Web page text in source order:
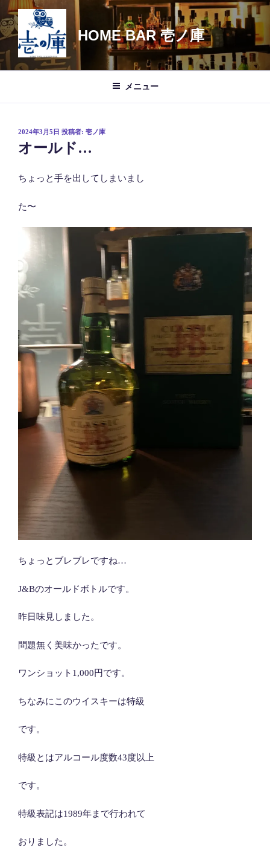
コ
ン
テ
ン
ツ
HOME BAR 壱ノ庫
メニュー
投
日:
2024年3月5日 投稿者: 壱ノ庫
オールド…
ちょっと手を出してしまいまし
た〜
ちょっとブレブレですね…
J&Bのオールドボトルです。
昨日味見しました。
問題無く美味かったです。
ワンショット1,000円です。
ちなみにこのウイスキーは特級
です。
特級とはアルコール度数43度以上
です。
特級表記は1989年まで行われて
おりました。